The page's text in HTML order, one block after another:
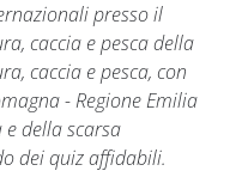
presso il
caccia e pesca della
caccia e pesca, con
- Regione Emilia
e della scarsa
dei quiz affidabili.